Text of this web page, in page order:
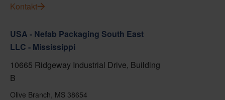
Kontakt
USA - Nefab Packaging South East
LLC - Mississippi
10665 Ridgeway Industrial Drive, Building
B
Olive Branch, MS 38654